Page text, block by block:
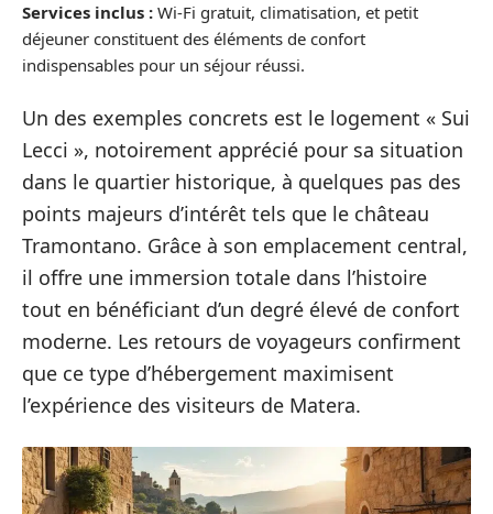
Services inclus : Wi-Fi gratuit, climatisation, et petit
déjeuner constituent des éléments de confort
indispensables pour un séjour réussi.
Un des exemples concrets est le logement « Sui
Lecci », notoirement apprécié pour sa situation
dans le quartier historique, à quelques pas des
points majeurs d’intérêt tels que le château
Tramontano. Grâce à son emplacement central,
il offre une immersion totale dans l’histoire
tout en bénéficiant d’un degré élevé de confort
moderne. Les retours de voyageurs confirment
que ce type d’hébergement maximisent
l’expérience des visiteurs de Matera.